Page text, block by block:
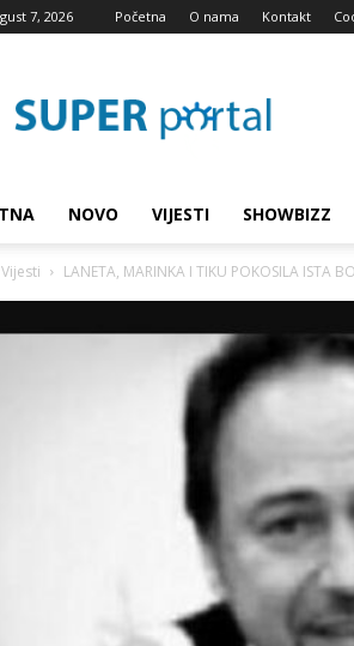
7, 2026 Početna O nama Kontakt
blog
NOVO VIJESTI SHOWBIZZ
Vijesti LANETA, MARINKA I TIKU POKOSILA ISTA